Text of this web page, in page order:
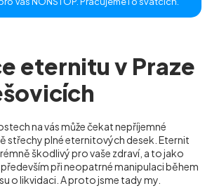
eternitu v Praze
na vás může čekat nepříjemné
střechy plné eternitových desek. Eternit
škodlivý pro vaše zdraví, a to jako
při neopatrné manipulaci během
o likvidaci. A proto jsme tady my.